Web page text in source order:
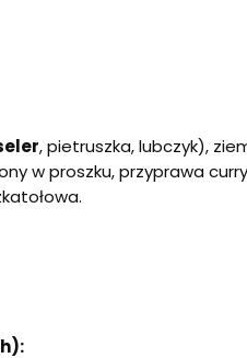
, pietruszka, lubczyk),
w proszku, przyprawa